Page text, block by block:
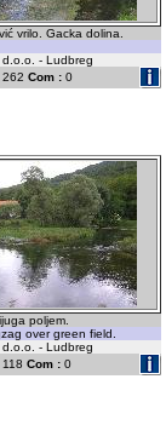
vrilo. Gacka dolina.
d.o.o. - Ludbreg
Com :0
poljem.
over green field.
d.o.o. - Ludbreg
Com :0